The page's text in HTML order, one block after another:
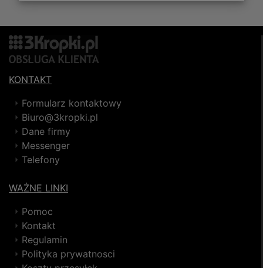
KONTAKT
Formularz kontaktowy
Biuro@3kropki.pl
Dane firmy
Messenger
Telefony
WAŻNE LINKI
Pomoc
Kontakt
Regulamin
Polityka prywatnosci